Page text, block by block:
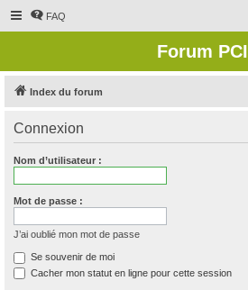
FAQ
Forum PCI
Index du forum
Connexion
Nom d’utilisateur :
Mot de passe :
J’ai oublié mon mot de passe
Se souvenir de moi
Cacher mon statut en ligne pour cette session